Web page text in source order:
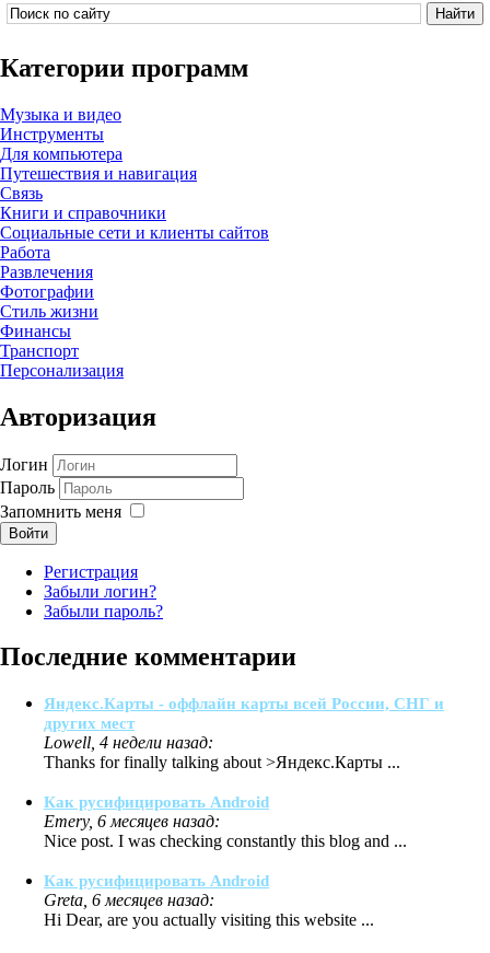
Категории программ
Музыка и видео
Инструменты
Для компьютера
Путешествия и навигация
Связь
Книги и справочники
Социальные сети и клиенты сайтов
Работа
Развлечения
Фотографии
Стиль жизни
Финансы
Транспорт
Персонализация
Авторизация
Логин
Пароль
Запомнить меня
Войти
Регистрация
Забыли логин?
Забыли пароль?
Последние комментарии
Яндекс.Карты - оффлайн карты всей России, СНГ и
других мест
Lowell, 4 недели назад:
Thanks for finally talking about >Яндекс.Карты ...
Как русифицировать Android
Emery, 6 месяцев назад:
Nice post. I was checking constantly this blog and ...
Как русифицировать Android
Greta, 6 месяцев назад:
Hi Dear, are you actually visiting this website ...